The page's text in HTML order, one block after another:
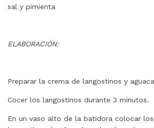
sal y pimienta
ELABORACIÓN:
Preparar la crema de langostinos y
Cocer los langostinos durante 3 minutos.
En un vaso alto de la batidora colocar